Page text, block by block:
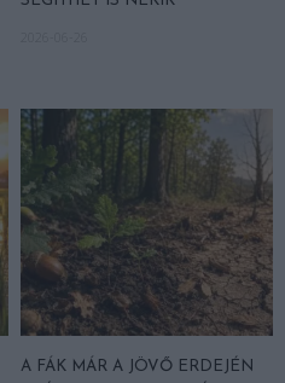
A FÁK MÁR A JÖVŐ ERDEJÉN